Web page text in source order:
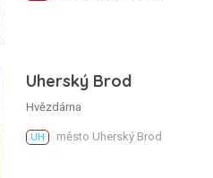
Uherský Brod
Hvězdárna
UH město Uherský Brod